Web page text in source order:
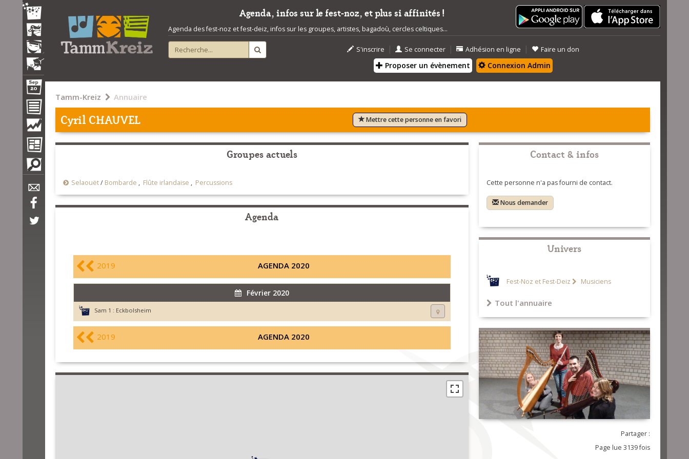
Agenda, infos sur le fest-noz, et plus si affinités !
Agenda des fest-noz et fest-deiz, infos sur les groupes, artistes, bagadoù, cercles celtiques...
S'inscrire | Se connecter | Adhésion en ligne | Faire un don
Proposer un évènement Connexion Admin
Tamm-Kreiz Annuaire
Cyril CHAUVEL Mettre cette personne en favori
Groupes actuels
Selaouët/ Bombarde , Flûte irlandaise , Percussions
Agenda
2019 AGENDA 2020
Février 2020
Sam 1 : Eckbolsheim
2019 AGENDA 2020
Contact & infos
Cette personne n'a pas fourni de contact.
Nous demander
Univers
Fest-Noz et Fest-Deiz Musiciens
Tout l'annuaire
Partager :
Page lue 3139 fois